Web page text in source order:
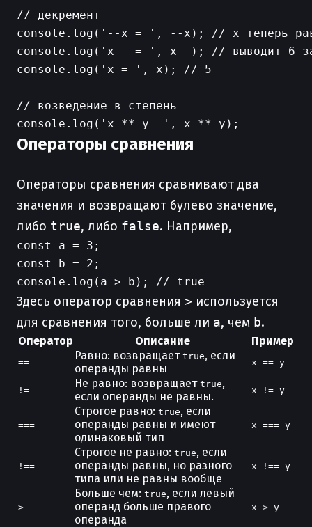
// декремент
console.log('--x = ', --x); // x теперь
console.log('x-- = ', x--); // выводит 6
console.log('x = ', x); // 5
// возведение в степень
Операторы сравнения
Операторы сравнения сравнивают два
значения и возвращают булево значение,
либо true, либо false. Например,
const a = 3;
const b = 2;
Здесь оператор сравнения > используется
для сравнения того, больше ли a, чем b.
Оператор Описание Пример
==
Равно: возвращает true, если
операнды равны
x == y
!=
Не равно: возвращает true,
если операнды не равны.
x != y
===
Строгое равно: true, если
операнды равны и имеют
одинаковый тип
x === y
!==
Строгое не равно: true, если
операнды равны, но разного
типа или не равны вообще
x !== y
>
Больше чем: true, если левый
операнд больше правого
операнда
x > y